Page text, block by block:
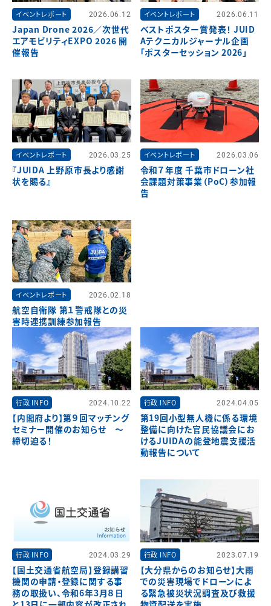
イベントレポート 2026.06.12
Japan Drone 2026／次世代
エアモビリティEXPO 2026 開
催報告
イベントレポート 2026.06.11
ベストポスター賞発表！ JUID
Aテクニカルジャーナル企画
「ポスターセッション 2026」
イベントレポート 2026.03.25
『JUIDA 上野原市長より感謝
状を賜る』
イベントレポート 2026.03.06
令和７年度 千葉市ドローン社
会課題対策事業（PoC）参加報
告
イベントレポート 2026.02.18
航空自衛隊 第１警戒隊との災
害時連携訓練参加報告
行政 INFO 2024.10.22
【内閣府より】第９回マッチング
セミナー開催のお知らせ ～
締切迫る！
行政 INFO 2024.04.05
第19回小型無人機に係る環境
整備に向けた官民協議会にお
けるJUIDAの能登地震支援活
動報告について
行政 INFO 2024.03.29
【国土交通省航空局】登録講習
機関の申請・登録に関する事
務の取扱い、令和6年3月８日
行政 INFO 2023.07.19
【大分県からのお知らせ】大雨
での災害現場でドローンによ
る緊急被災状況調査及び救援